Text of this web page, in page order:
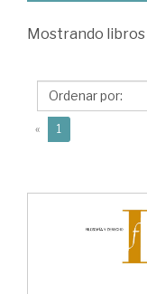
Álvarez,
Mostrando
« 1